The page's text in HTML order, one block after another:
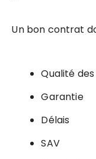
Un bon contrat
Qualité
Garantie
Délais
SAV